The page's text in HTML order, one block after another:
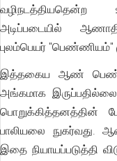
வழிநடத்தியதென்ற
அடிப்படையில்
புலம்பெயர் "பெண்ணியம்"
இத்தகைய ஆண் பெண்
அங்கமாக
பொறுக்கித்தனத்தின்
பாலியலை நுகர்வது.
இதை நியாயப்படுத்தி